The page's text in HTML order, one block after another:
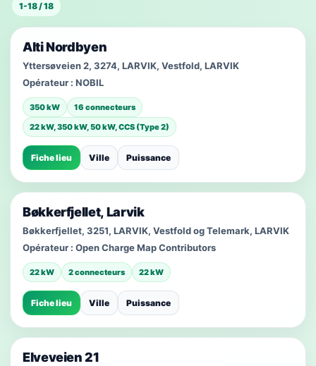
1-18 / 18
Alti Nordbyen
Yttersøveien 2, 3274, LARVIK, Vestfold, LARVIK
Opérateur : NOBIL
350 kW
16 connecteurs
22 kW, 350 kW, 50 kW, CCS (Type 2)
Fiche lieu Ville Puissance
Bøkkerfjellet, Larvik
Bøkkerfjellet, 3251, LARVIK, Vestfold og Telemark, LARVIK
Opérateur : Open Charge Map Contributors
22 kW 2 connecteurs 22 kW
Fiche lieu Ville Puissance
Elveveien 21